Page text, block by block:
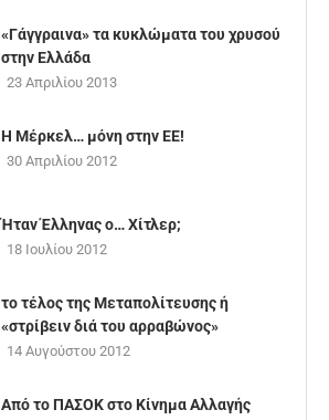
«Γάγγραινα» τα κυκλώματα του χρυσού
στην Ελλάδα
23 Απριλίου 2013
Η Μέρκελ… μόνη στην ΕΕ!
30 Απριλίου 2012
Ήταν Έλληνας ο… Χίτλερ;
18 Ιουλίου 2012
το τέλος της Μεταπολίτευσης ή
«στρίβειν διά του αρραβώνος»
14 Αυγούστου 2012
Από το ΠΑΣΟΚ στο Κίνημα Αλλαγής